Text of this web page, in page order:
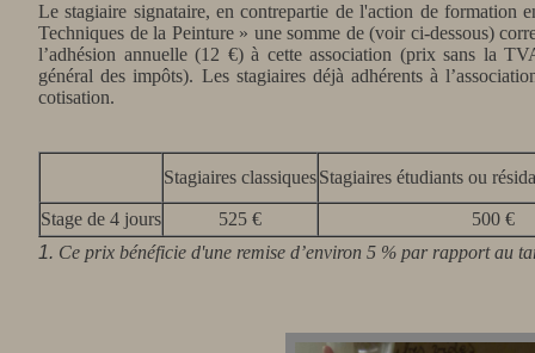
Le stagiaire signataire, en contrepartie de l'action de formation
Techniques de la Peinture » une somme de (voir ci-dessous)
l’adhésion annuelle (12 €) à cette association (prix sans la
général des impôts). Les stagiaires déjà adhérents à
cotisation.
Stagiaires classiquesStagiaires étudiants ou
Stage de 4 jours 525 €
500 €
1. Ce prix bénéficie d'une remise d’environ 5 % par rapport au